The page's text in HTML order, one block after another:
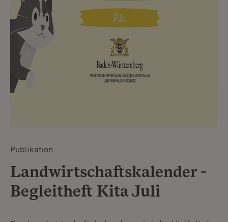
Publikation
Landwirtschaftskalender -
Begleitheft Kita Juli